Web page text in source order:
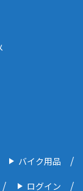
バイク用品
ログイン